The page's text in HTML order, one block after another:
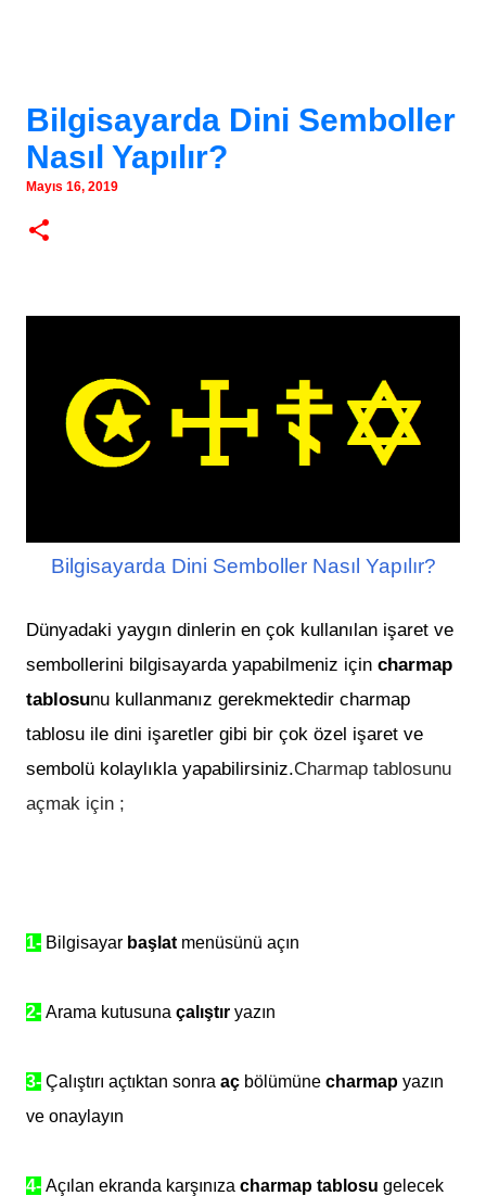
Bilgisayarda Dini Semboller
Nasıl Yapılır?
Mayıs 16, 2019
Bilgisayarda Dini Semboller Nasıl Yapılır?
Dünyadaki yaygın dinlerin en çok kullanılan işaret ve
sembollerini bilgisayarda yapabilmeniz için charmap
tablosunu kullanmanız gerekmektedir charmap
tablosu ile dini işaretler gibi bir çok özel işaret ve
sembolü kolaylıkla yapabilirsiniz.Charmap tablosunu
açmak için ;
1- Bilgisayar başlat menüsünü açın
2- Arama kutusuna çalıştır yazın
3- Çalıştırı açtıktan sonra aç bölümüne charmap yazın
ve onaylayın
4- Açılan ekranda karşınıza charmap tablosu gelecek